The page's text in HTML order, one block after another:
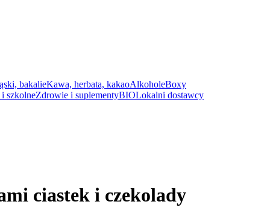
bakalieKawa, herbata, kakaoAlkoholeBoxy
szkolneZdrowie i suplementyBIOLokalni dostawcy
ciastek i czekolady